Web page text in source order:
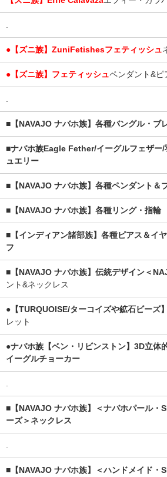
.
●【ズニ族】ZuniFetishesフェティッシュ
●【ズニ族】フェティッシュペンダント&ピ
.
■【NAVAJO ナバホ族】各種バングル・ブ
■ナバホ族Eagle Fether/イーグルフェザー/
ュエリー
■【NAVAJO ナバホ族】各種ペンダント＆
■【NAVAJO ナバホ族】各種リング・指輪
■【インディアン諸部族】各種ピアス＆イ
フ
■【NAVAJO ナバホ族】伝統デザイン＜
ント&ネックレス
●【TURQUOISE/ターコイズや鉱石ビーズ】
レット
●ナバホ族【ベン・リビンストン】3D立体
イーグルチョーカー
.
■【NAVAJO ナバホ族】＜ナバホパール・
ーズ＞ネックレス
.
■【NAVAJO ナバホ族】＜ハンドメイド・